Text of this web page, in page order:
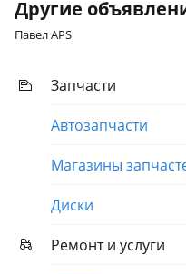
Другие
Павел APS
Запчасти
Автозапчасти
Магазины
Диски
Ремонт и услуги